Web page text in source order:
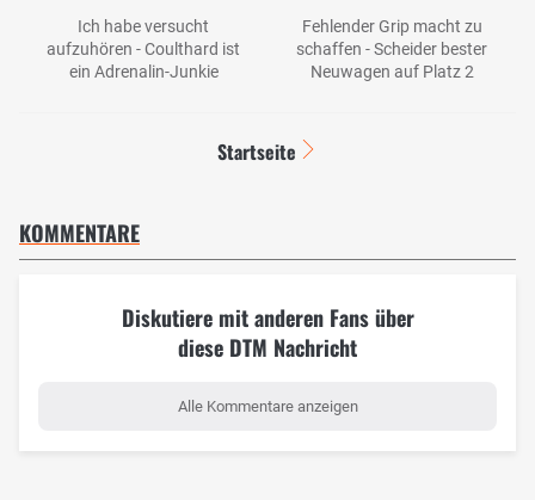
Ich habe versucht
aufzuhören - Coulthard ist
ein Adrenalin-Junkie
Fehlender Grip macht zu
schaffen - Scheider bester
Neuwagen auf Platz 2
Startseite
KOMMENTARE
Diskutiere mit anderen Fans über
diese DTM Nachricht
Alle Kommentare anzeigen